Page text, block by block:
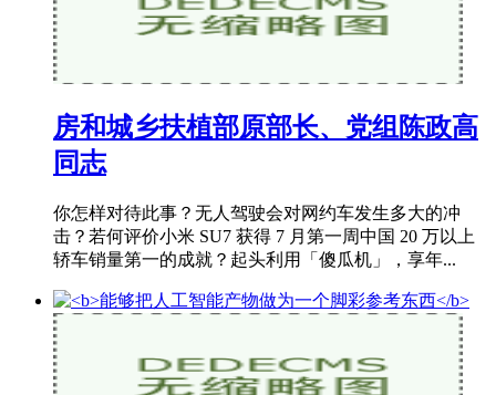
房和城乡扶植部原部长、党组陈政高
同志
你怎样对待此事？无人驾驶会对网约车发生多大的冲
击？若何评价小米 SU7 获得 7 月第一周中国 20 万以上
轿车销量第一的成就？起头利用「傻瓜机」，享年...